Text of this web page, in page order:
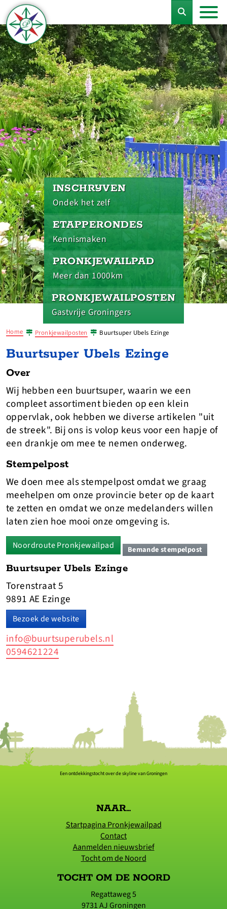
INSCHRIJVEN
Ondek het zelf
ETAPPERONDES
Kennismaken
PRONKJEWAILPAD
Meer dan 1000km
PRONKJEWAILPOSTEN
Gastvrije Groningers
Home Pronkjewailposten Buurtsuper Ubels Ezinge
Buurtsuper Ubels Ezinge
Over
Wij hebben een buurtsuper, waarin we een
compleet assortiment bieden op een klein
oppervlak, ook hebben we diverse artikelen "uit
de streek". Bij ons is volop keus voor een hapje of
een drankje om mee te nemen onderweg.
Stempelpost
We doen mee als stempelpost omdat we graag
meehelpen om onze provincie beter op de kaart
te zetten en omdat we onze medelanders willen
laten zien hoe mooi onze omgeving is.
Noordroute Pronkjewailpad Bemande stempelpost
Buurtsuper Ubels Ezinge
Torenstraat 5
9891 AE Ezinge
Bezoek de website
info@buurtsuperubels.nl
0594621224
Een ontdekkingstocht over de skyline van Groningen
NAAR...
Startpagina Pronkjewailpad
Contact
Aanmelden nieuwsbrief
Tocht om de Noord
TOCHT OM DE NOORD
Regattaweg 5
9731 AJGroningen